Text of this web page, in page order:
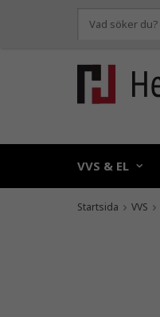
VVS & EL
Startsida VVS